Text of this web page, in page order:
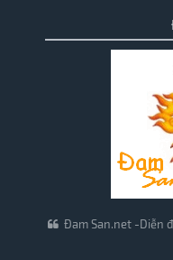
Đam San.net -Diễn